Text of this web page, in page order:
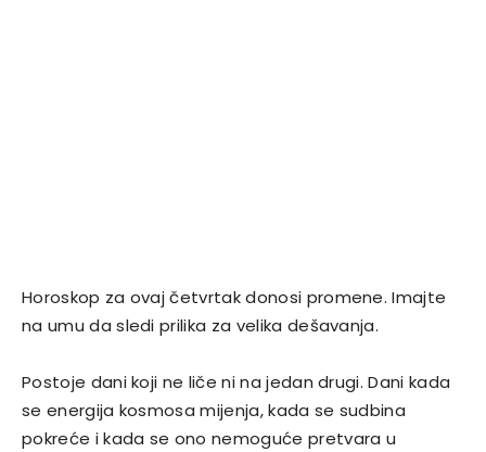
Horoskop za ovaj četvrtak donosi promene. Imajte
na umu da sledi prilika za velika dešavanja.
Postoje dani koji ne liče ni na jedan drugi. Dani kada
se energija kosmosa mijenja, kada se sudbina
pokreće i kada se ono nemoguće pretvara u